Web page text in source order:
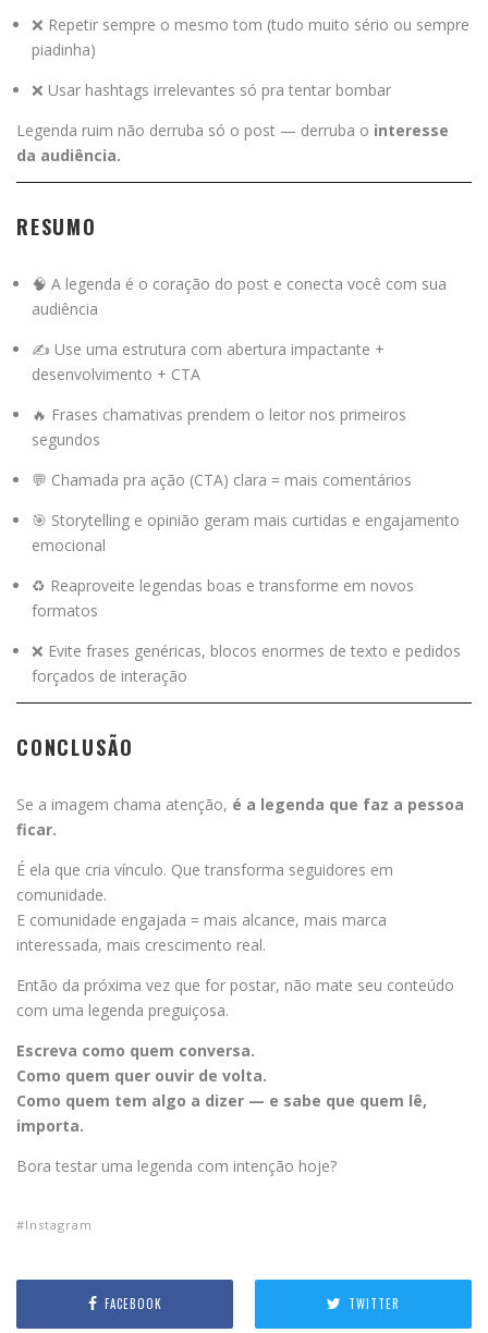
❌ Repetir sempre o mesmo tom (tudo muito sério ou sempre
piadinha)
❌ Usar hashtags irrelevantes só pra tentar bombar
Legenda ruim não derruba só o post — derruba o interesse
da audiência.
RESUMO
🧠 A legenda é o coração do post e conecta você com sua
audiência
✍️ Use uma estrutura com abertura impactante +
desenvolvimento + CTA
🔥 Frases chamativas prendem o leitor nos primeiros
segundos
💬 Chamada pra ação (CTA) clara = mais comentários
🎯 Storytelling e opinião geram mais curtidas e engajamento
emocional
♻️ Reaproveite legendas boas e transforme em novos
formatos
❌ Evite frases genéricas, blocos enormes de texto e pedidos
forçados de interação
CONCLUSÃO
Se a imagem chama atenção, é a legenda que faz a pessoa
ficar.
É ela que cria vínculo. Que transforma seguidores em
comunidade.
E comunidade engajada = mais alcance, mais marca
interessada, mais crescimento real.
Então da próxima vez que for postar, não mate seu conteúdo
com uma legenda preguiçosa.
Escreva como quem conversa.
Como quem quer ouvir de volta.
Como quem tem algo a dizer — e sabe que quem lê,
importa.
Bora testar uma legenda com intenção hoje?
Instagram
FACEBOOK TWITTER